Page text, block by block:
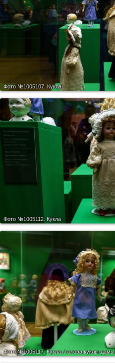
Фото №1005107. Кукла
Фото №1005112. Кукла
Фото №1005117.Кукла / голова куклы-дамы